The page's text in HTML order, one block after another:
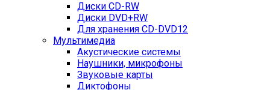
Диски CD-RW
Диски DVD+RW
Для хранения CD-DVD12
Мультимедиа
Акустические системы
Наушники, микрофоны
Звуковые карты
Диктофоны